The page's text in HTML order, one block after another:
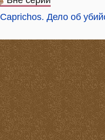
Caprichos. Дело об